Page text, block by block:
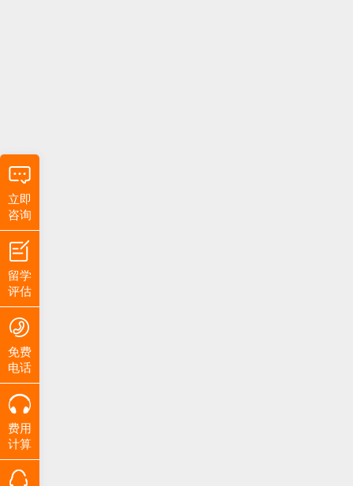
立即
咨询
留学
评估
免费
电话
费用
计算